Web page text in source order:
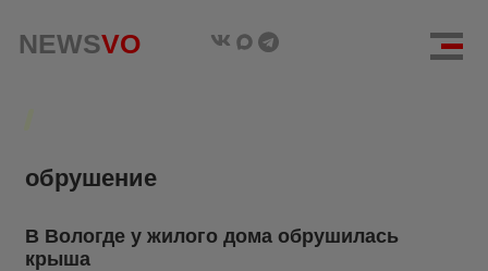
NEWSVO
NEWSVO
обрушение
В Вологде у жилого дома обрушилась
крыша